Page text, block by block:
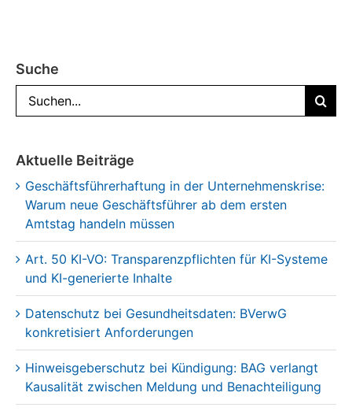
Suche
nach:
Aktuelle Beiträge
Geschäftsführerhaftung in der Unternehmenskrise:
Warum neue Geschäftsführer ab dem ersten
Amtstag handeln müssen
Art. 50 KI-VO: Transparenzpflichten für KI-Systeme
und KI-generierte Inhalte
Datenschutz bei Gesundheitsdaten: BVerwG
konkretisiert Anforderungen
Hinweisgeberschutz bei Kündigung: BAG verlangt
Kausalität zwischen Meldung und Benachteiligung